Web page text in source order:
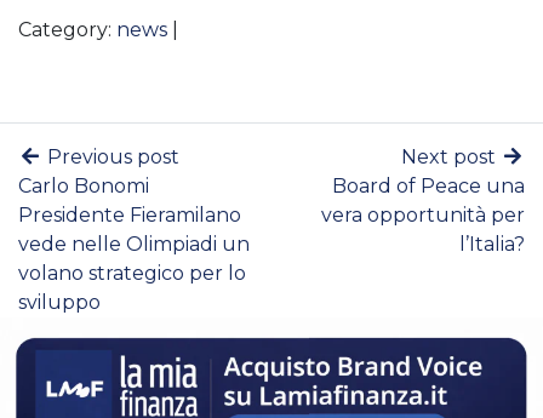
Category: news
Previous post
Carlo Bonomi
Presidente Fieramilano
vede nelle Olimpiadi un
volano strategico per lo
sviluppo
Next post
Board of Peace una
vera opportunità per
l’Italia?